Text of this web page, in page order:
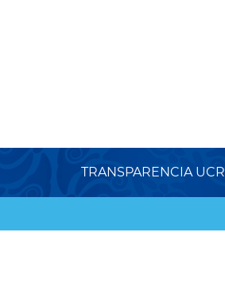
TRANSPARENCIA UCR